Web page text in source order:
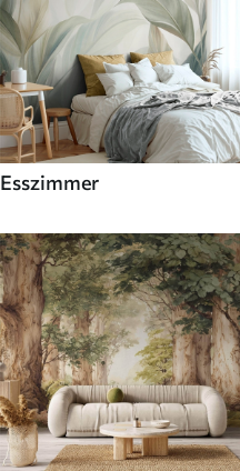
Esszimmer